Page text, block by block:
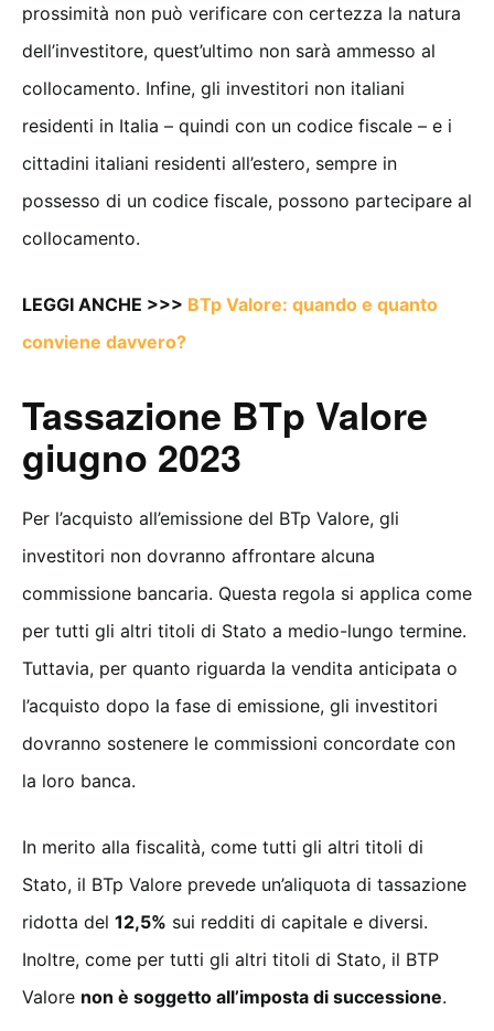
prossimità non può verificare con certezza la natura
dell’investitore, quest’ultimo non sarà ammesso al
collocamento. Infine, gli investitori non italiani
residenti in Italia – quindi con un codice fiscale – e i
cittadini italiani residenti all’estero, sempre in
possesso di un codice fiscale, possono partecipare al
collocamento.
LEGGI ANCHE >>> BTp Valore: quando e quanto
conviene davvero?
Tassazione BTp Valore
giugno 2023
Per l’acquisto all’emissione del BTp Valore, gli
investitori non dovranno affrontare alcuna
commissione bancaria. Questa regola si applica come
per tutti gli altri titoli di Stato a medio-lungo termine.
Tuttavia, per quanto riguarda la vendita anticipata o
l’acquisto dopo la fase di emissione, gli investitori
dovranno sostenere le commissioni concordate con
la loro banca.
In merito alla fiscalità, come tutti gli altri titoli di
Stato, il BTp Valore prevede un’aliquota di tassazione
ridotta del 12,5% sui redditi di capitale e diversi.
Inoltre, come per tutti gli altri titoli di Stato, il BTP
Valore non è soggetto all’imposta di successione.